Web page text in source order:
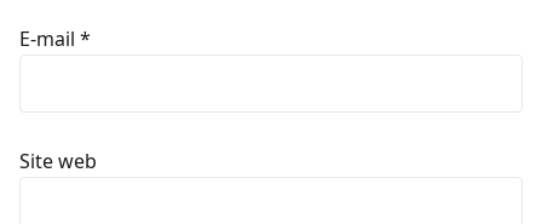
E-mail *
Site web